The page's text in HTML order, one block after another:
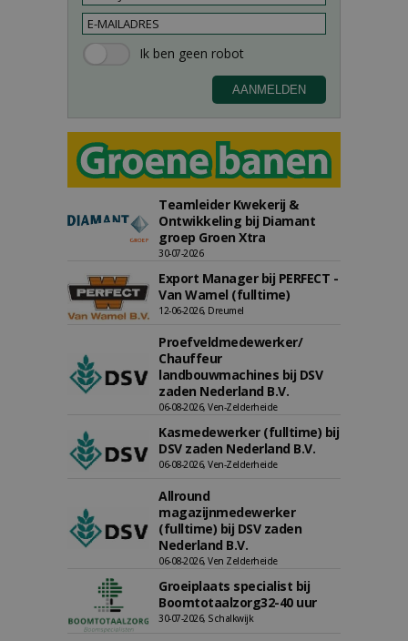
Teamleider Kwekerij &
Ontwikkeling bij Diamant
groep Groen Xtra
30-07-2026
Export Manager bij PERFECT -
Van Wamel (fulltime)
12-06-2026, Dreumel
Proefveldmedewerker/
Chauffeur
landbouwmachines bij DSV
zaden Nederland B.V.
06-08-2026, Ven-Zelderheide
Kasmedewerker (fulltime) bij
DSV zaden Nederland B.V.
06-08-2026, Ven-Zelderheide
Allround
magazijnmedewerker
(fulltime) bij DSV zaden
Nederland B.V.
06-08-2026, Ven Zelderheide
Groeiplaats specialist bij
Boomtotaalzorg32-40 uur
30-07-2026, Schalkwijk